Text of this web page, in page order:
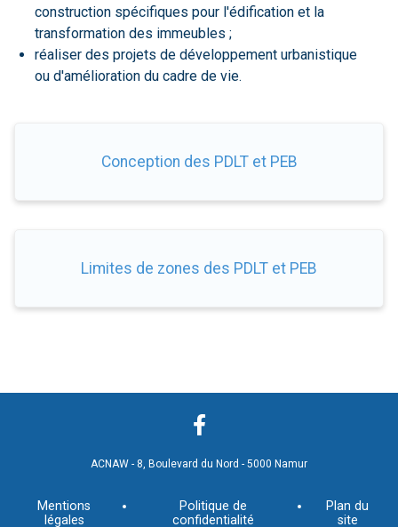
construction spécifiques pour l'édification et la
transformation des immeubles ;
réaliser des projets de développement urbanistique
ou d'amélioration du cadre de vie.
Conception des PDLT et PEB
Limites de zones des PDLT et PEB
ACNAW - 8, Boulevard du Nord - 5000 Namur
Mentions
légales
Politique de
confidentialité
Plan du
site